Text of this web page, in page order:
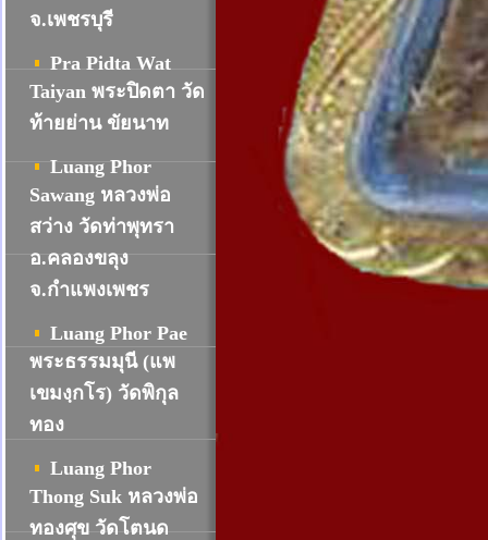
จ.เพชรบุรี
Pra Pidta Wat
Taiyan พระปิดตา วัด
ท้ายย่าน ขัยนาท
Luang Phor
Sawang หลวงพ่อ
สว่าง วัดท่าพุทรา
อ.คลองขลุง
จ.กำแพงเพชร
Luang Phor Pae
พระธรรมมุนี (แพ
เขมงฺกโร) วัดพิกุล
ทอง
Luang Phor
Thong Suk หลวงพ่อ
ทองศุข วัดโตนด